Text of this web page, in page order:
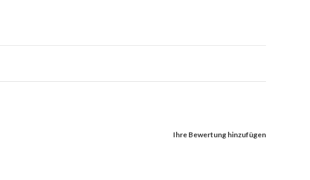
Ihre Bewertung hinzufügen